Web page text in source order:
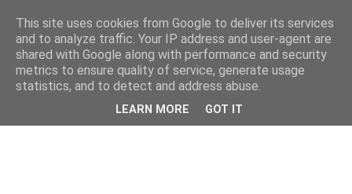
This site uses cookies from Google to deliver its services
and to analyze traffic. Your IP address and user-agent are
shared with Google along with performance and security
metrics to ensure quality of service, generate usage
statistics, and to detect and address abuse.
LEARN MORE GOT IT